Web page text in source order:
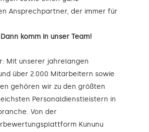
Ansprechpartner, der immer für
komm in unser Team!
Mit unserer jahrelangen
über 2.000 Mitarbeitern sowie
gehören wir zu den größten
Personaldienstleistern in
Von der
Kununu